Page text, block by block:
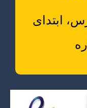
ابتدای